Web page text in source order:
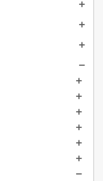
add
add
add
remove
add
add
add
add
add
add
remove